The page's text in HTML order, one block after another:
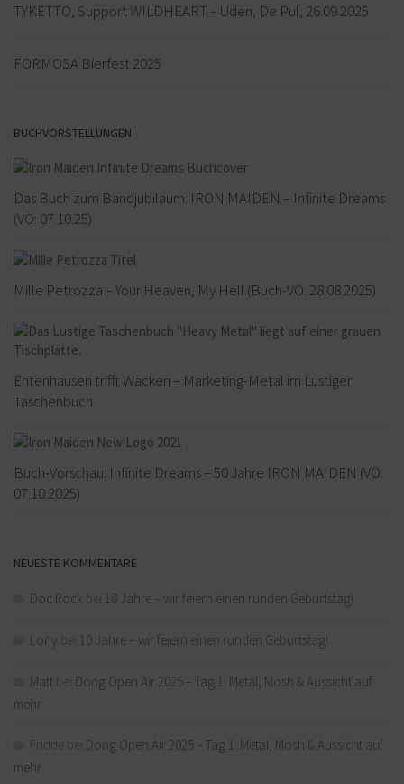
TYKETTO, Support WILDHEART – Uden, De Pul, 26.09.2025
FORMOSA Bierfest 2025
BUCHVORSTELLUNGEN
Das Buch zum Bandjubiläum: IRON MAIDEN – Infinite Dreams
(VÖ: 07.10.25)
Mille Petrozza – Your Heaven, My Hell (Buch-VÖ: 28.08.2025)
Entenhausen trifft Wacken – Marketing-Metal im Lustigen
Taschenbuch
Buch-Vorschau: Infinite Dreams – 50 Jahre IRON MAIDEN (VÖ:
07.10.2025)
NEUESTE KOMMENTARE
Doc Rock 10 Jahre – wir feiern einen runden Geburtstag!
Lony 10 Jahre – wir feiern einen runden Geburtstag!
Matt
Dong Open Air 2025 – Tag 1: Metal, Mosh & Aussicht auf
mehr
Dong Open Air 2025 – Tag 1: Metal, Mosh & Aussicht auf
mehr